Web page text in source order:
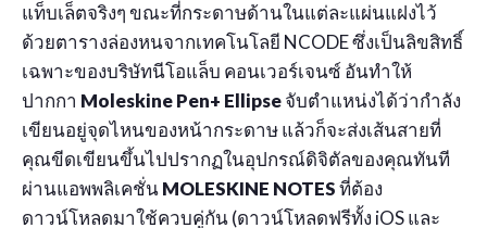
แท็บเล็ตจริงๆ ขณะที่กระดาษด้านในแต่ละแผ่นแฝงไว้
ด้วยตารางล่องหนจากเทคโนโลยี NCODE ซึ่งเป็นลิขสิทธิ์
เฉพาะของบริษัทนีโอแล็บ คอนเวอร์เจนซ์ อันทำให้
ปากกา Moleskine Pen+ Ellipseจับตำแหน่งได้ว่ากำลัง
เขียนอยู่จุดไหนของหน้ากระดาษ แล้วก็จะส่งเส้นสายที่
คุณขีดเขียนขึ้นไปปรากฏในอุปกรณ์ดิจิตัลของคุณทันที
ผ่านแอพพลิเคชั่นMOLESKINE NOTESที่ต้อง
ดาวน์โหลดมาใช้ควบคู่กัน (ดาวน์โหลดฟรีทั้ง iOS และ